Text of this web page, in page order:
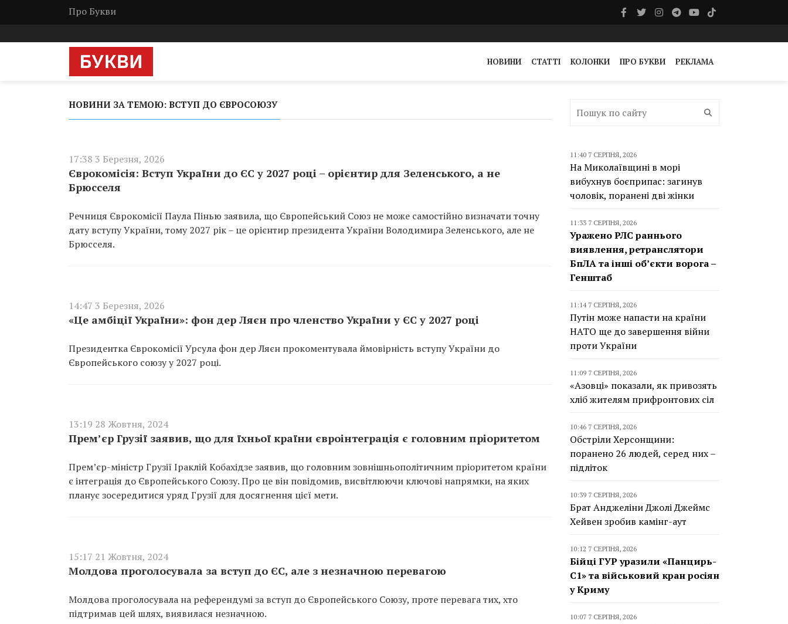
Про Букви
НОВИНИ СТАТТІ КОЛОНКИ ПРО БУКВИ РЕКЛАМА
НОВИНИ ЗА ТЕМОЮ: ВСТУП ДО ЄВРОСОЮЗУ
17:38 3 Березня, 2026
Єврокомісія: Вступ України до ЄС у 2027 році – орієнтир для Зеленського, а не
Брюсселя
Речниця Єврокомісії Паула Пінью заявила, що Європейський Союз не може самостійно визначати точну
дату вступу України, тому 2027 рік – це орієнтир президента України Володимира Зеленського, але не
Брюсселя.
14:47 3 Березня, 2026
«Це амбіції України»: фон дер Ляєн про членство України у ЄС у 2027 році
Президентка Єврокомісії Урсула фон дер Ляєн прокоментувала ймовірність вступу України до
Європейського союзу у 2027 році.
13:19 28 Жовтня, 2024
Прем’єр Грузії заявив, що для їхньої країни євроінтеграція є головним пріоритетом
Прем’єр-міністр Грузії Іраклій Кобахідзе заявив, що головним зовнішньополітичним пріоритетом країни
є інтеграція до Європейського Союзу. Про це він повідомив, висвітлюючи ключові напрямки, на яких
планує зосередитися уряд Грузії для досягнення цієї мети.
15:17 21 Жовтня, 2024
Молдова проголосувала за вступ до ЄС, але з незначною перевагою
Молдова проголосувала на референдумі за вступ до Європейського Союзу, проте перевага тих, хто
підтримав цей шлях, виявилася незначною.
11:40 7 СЕРПНЯ, 2026
На Миколаївщині в морі
вибухнув боєприпас: загинув
чоловік, поранені дві жінки
11:33 7 СЕРПНЯ, 2026
Уражено РЛС раннього
виявлення, ретранслятори
БпЛА та інші об’єкти ворога –
Генштаб
11:14 7 СЕРПНЯ, 2026
Путін може напасти на країни
НАТО ще до завершення війни
проти України
11:09 7 СЕРПНЯ, 2026
«Азовці» показали, як привозять
хліб жителям прифронтових сіл
10:46 7 СЕРПНЯ, 2026
Обстріли Херсонщини:
поранено 26 людей, серед них –
підліток
10:39 7 СЕРПНЯ, 2026
Брат Анджеліни Джолі Джеймс
Хейвен зробив камінг-аут
10:12 7 СЕРПНЯ, 2026
Бійці ГУР уразили «Панцирь-
С1» та військовий кран росіян
у Криму
10:07 7 СЕРПНЯ, 2026